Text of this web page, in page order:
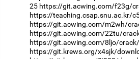
25 https://git.acwing.com/f23g/
https://teaching.csap.snu.ac.kr/
https://git.acwing.com/m2wh/
https://git.acwing.com/22tu/
https://git.acwing.com/8ljo/
https://git.krews.org/x4sjk/